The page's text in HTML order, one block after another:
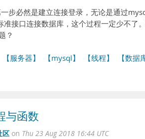
步必然是建立连接登录，无论是通过
准接口连接数据库，这个过程一定少不
？
【服务器】 【mysql】 【线程】 【数据
与函数
区 on Thu 23 Aug 2018 16:44 UTC